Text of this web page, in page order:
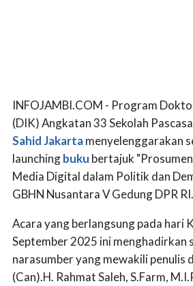
INFOJAMBI.COM - Program
(DIK) Angkatan 33 Sekolah
Sahid Jakartamenyelenggarakan
launchingbuku bertajuk
Media Digital dalam Politik dan
GBHN Nusantara V Gedung DPR RI.
Acara yang berlangsung pada hari
September 2025 ini menghadirkan
narasumber yang mewakili penulis
(Can).H. Rahmat Saleh, S.Farm,